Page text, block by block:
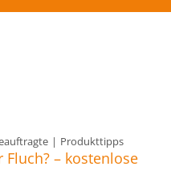
| Produkttipps
– kostenlose